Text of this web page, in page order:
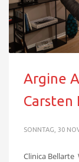
Argine
Carsten
SONNTAG, 30
Clinica Bellarte